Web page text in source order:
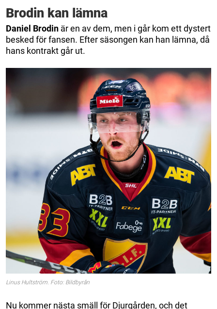
Brodin kan lämna
Daniel Brodin är en av dem, men i går kom ett dystert
besked för fansen. Efter säsongen kan han lämna, då
hans kontrakt går ut.
Linus Hultström. Foto: Bildbyrån
Nu kommer nästa smäll för Djurgården, och det